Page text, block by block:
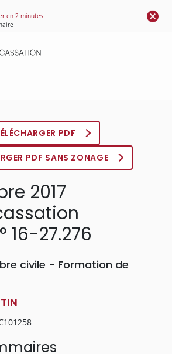
cookies
en 2 minutes
PDF
PDF SANS ZONAGE
2017
16-27.276
civile - Formation de